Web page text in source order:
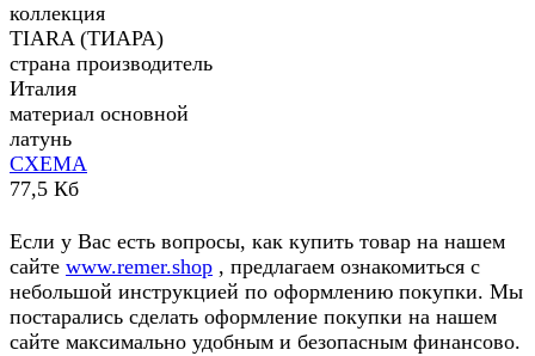
коллекция
TIARA (ТИАРА)
страна производитель
Италия
материал основной
латунь
СХЕМА
77,5 Кб
Если у Вас есть вопросы, как купить товар на нашем
сайте www.remer.shop , предлагаем ознакомиться с
небольшой инструкцией по оформлению покупки. Мы
постарались сделать оформление покупки на нашем
сайте максимально удобным и безопасным финансово.